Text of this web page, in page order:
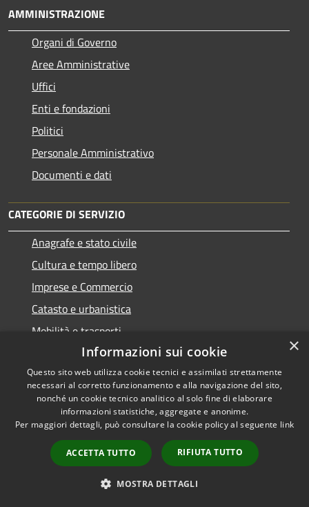
AMMINISTRAZIONE
Organi di Governo
Aree Amministrative
Uffici
Enti e fondazioni
Politici
Personale Amministrativo
Documenti e dati
CATEGORIE DI SERVIZIO
Anagrafe e stato civile
Cultura e tempo libero
Imprese e Commercio
Catasto e urbanistica
Mobilità e trasporti
Educazione e formazione
Tributi,finanze e contravvenzioni
Salute, benessere e assistenza
Autorizzazioni
×
Informazioni sui cookie
Questo sito web utilizza cookie tecnici e assimilati strettamente
necessari al corretto funzionamento e alla navigazione del sito,
nonché un cookie tecnico analitico al solo fine di elaborare
informazioni statistiche, aggregate e anonime.
Per maggiori dettagli, può consultare la cookie policy al seguente link
ACCETTA TUTTO RIFIUTA TUTTO
MOSTRA DETTAGLI